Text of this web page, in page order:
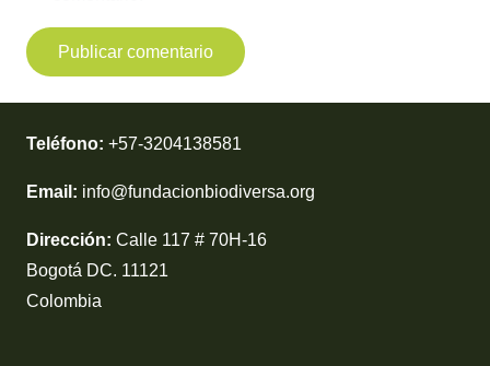
Publicar comentario
Teléfono: +57-3204138581
Email: info@fundacionbiodiversa.org
Dirección: Calle 117 # 70H-16
Bogotá DC. 11121
Colombia